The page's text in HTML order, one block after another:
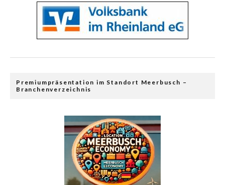
Premiumpräsentation im Standort Meerbusch –
Branchenverzeichnis